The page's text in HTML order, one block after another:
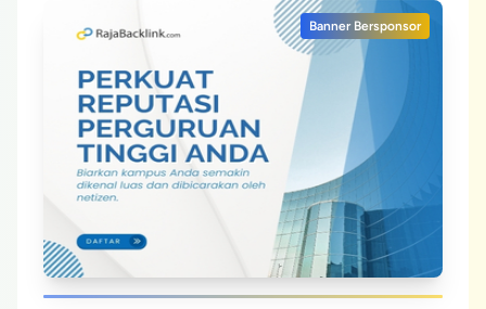
Banner Bersponsor